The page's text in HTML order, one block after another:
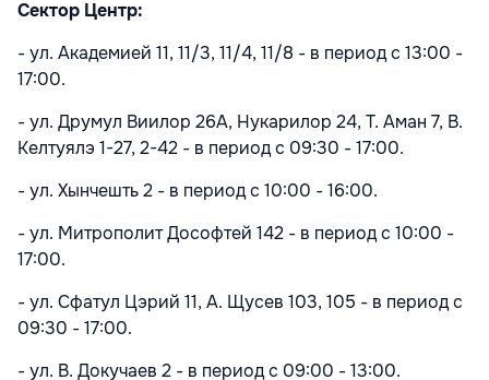
Сектор Центр:
- ул. Академией 11, 11/3, 11/4, 11/8 - в период с 13:00 -
17:00.
- ул. Друмул Виилор 26A, Нукарилор 24, Т. Аман 7, В.
Келтуялэ 1-27, 2-42 - в период с 09:30 - 17:00.
- ул. Хынчешть 2 - в период с 10:00 - 16:00.
- ул. Митрополит Дософтей 142 - в период с 10:00 -
17:00.
- ул. Сфатул Цэрий 11, А. Щусев 103, 105 - в период с
09:30 - 17:00.
- ул. В. Докучаев 2 - в период с 09:00 - 13:00.